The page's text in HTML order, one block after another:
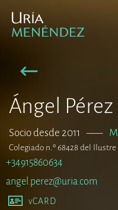
Ángel Pérez
Socio desde 2011 –––
Colegiado n.º 68428 del
+34915860634
angel.perez@uria.com
vCARD